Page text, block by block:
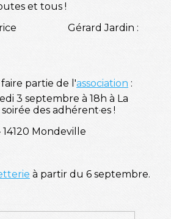
et tous !
Gérard Jardin :
partie de l'association :
3 septembre à 18h à La
soirée des adhérent·es !
Mondeville
à partir du 6 septembre.